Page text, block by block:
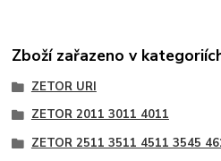
Zboží zařazeno v
ZETOR URI
ZETOR 2011 3011 4011
ZETOR 2511 3511 4511 3545